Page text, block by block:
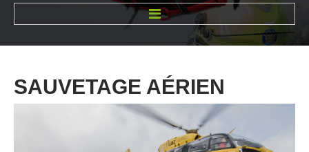
SAUVETAGE AÉRIEN